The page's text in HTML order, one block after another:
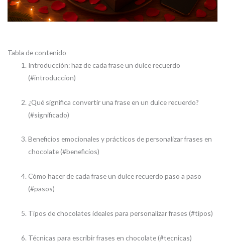
Tabla de contenido
Introducción: haz de cada frase un dulce recuerdo
(#introduccion)
¿Qué significa convertir una frase en un dulce recuerdo?
(#significado)
Beneficios emocionales y prácticos de personalizar frases en
chocolate (#beneficios)
Cómo hacer de cada frase un dulce recuerdo paso a paso
(#pasos)
Tipos de chocolates ideales para personalizar frases (#tipos)
Técnicas para escribir frases en chocolate (#tecnicas)